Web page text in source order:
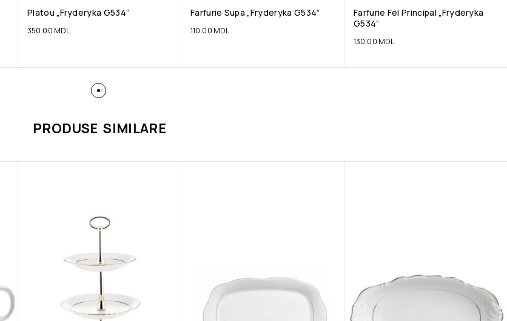
Platou „Fryderyka G534”
350.00 MDL
Farfurie Supa „Fryderyka G534”
110.00 MDL
Farfurie Fel Principal „Fryderyka
G534”
130.00 MDL
PRODUSE SIMILARE